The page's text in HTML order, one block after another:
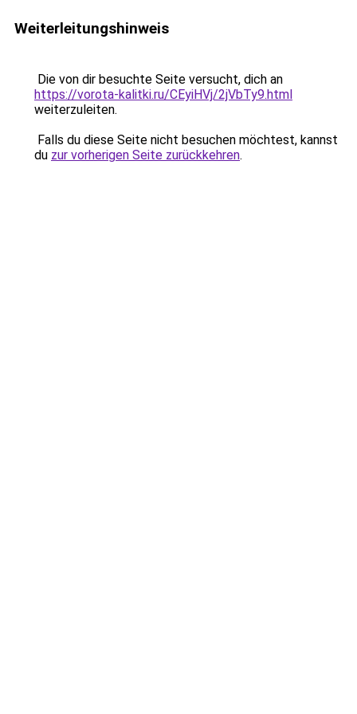
Weiterleitungshinweis
Die von dir besuchte Seite versucht, dich an
https://vorota-kalitki.ru/CEyiHVj/2jVbTy9.html
weiterzuleiten.
Falls du diese Seite nicht besuchen möchtest, kannst
du zur vorherigen Seite zurückkehren.